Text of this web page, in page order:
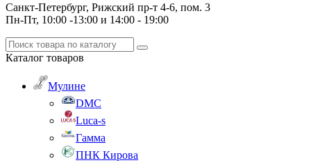
Санкт-Петербург, Рижский пр-т 4-6, пом. 3
Пн-Пт, 10:00 -13:00 и 14:00 - 19:00
Каталог товаров
Мулине
DMC
Luca-s
Гамма
ПНК Кирова